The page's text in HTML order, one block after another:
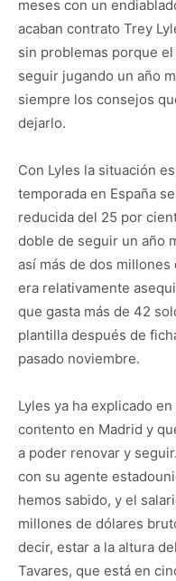
meses con un
acaban contrato Trey
sin problemas porque
seguir jugando un año
siempre los consejos
dejarlo.
Con Lyles la situación
temporada en España
reducida del 25 por
doble de seguir un año
así más de dos
era relativamente
que gasta más de 42
plantilla después de
pasado noviembre.
Lyles ya ha explicado
contento en Madrid y
a poder renovar y
con su agente
hemos sabido, y el
millones de dólares
decir, estar a la altura
Tavares, que está en